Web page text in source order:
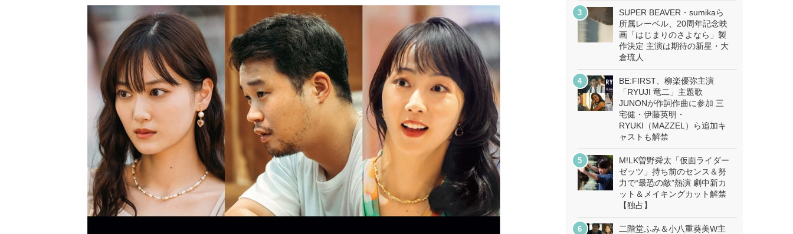
SUPER BEAVER・sumikaら
所属レーベル、20周年記念映
画「はじまりのさよなら」製
作決定 主演は期待の新星・大
倉琉人
BE:FIRST、柳楽優弥主演
「RYUJI 竜二」主題歌
JUNONが作詞作曲に参加 三
宅健・伊藤英明・
RYUKI（MAZZEL）ら追加キ
ャストも解禁
M!LK曽野舜太「仮面ライダー
ゼッツ」持ち前のセンス＆努
力で“最恐の敵”熱演 劇中新カ
ット＆メイキングカット解禁
【独占】
二階堂ふみ＆小八重葵美W主